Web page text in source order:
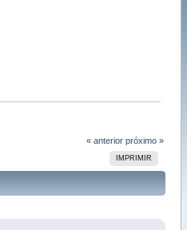
« anterior próximo »
IMPRIMIR